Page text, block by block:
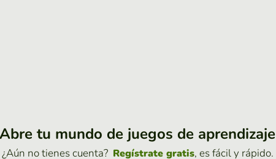
Abre tu mundo de juegos de aprendizaje
¿Aún no tienes cuenta? Regístrate gratis, es fácil y rápido.